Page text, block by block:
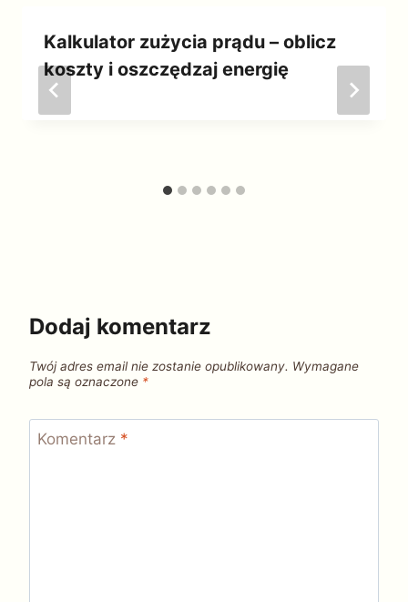
Kalkulator zużycia prądu – oblicz
koszty i oszczędzaj energię
Dodaj komentarz
Twój adres email nie zostanie opublikowany. Wymagane
pola są oznaczone *
Komentarz *